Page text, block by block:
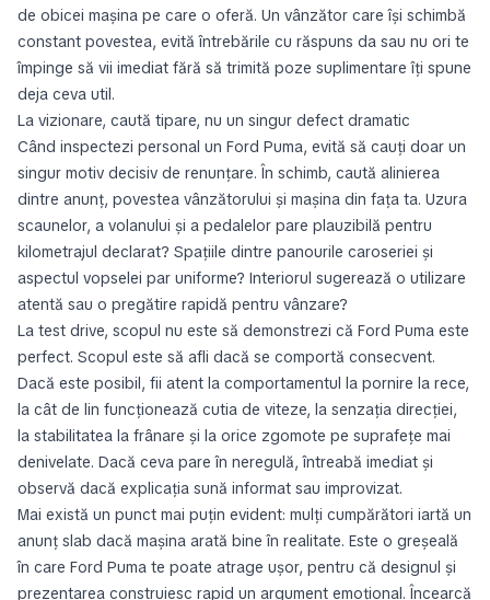
de obicei mașina pe care o oferă. Un vânzător care își schimbă
constant povestea, evită întrebările cu răspuns da sau nu ori te
împinge să vii imediat fără să trimită poze suplimentare îți spune
deja ceva util.
La vizionare, caută tipare, nu un singur defect dramatic
Când inspectezi personal un Ford Puma, evită să cauți doar un
singur motiv decisiv de renunțare. În schimb, caută alinierea
dintre anunț, povestea vânzătorului și mașina din fața ta. Uzura
scaunelor, a volanului și a pedalelor pare plauzibilă pentru
kilometrajul declarat? Spațiile dintre panourile caroseriei și
aspectul vopselei par uniforme? Interiorul sugerează o utilizare
atentă sau o pregătire rapidă pentru vânzare?
La test drive, scopul nu este să demonstrezi că Ford Puma este
perfect. Scopul este să afli dacă se comportă consecvent.
Dacă este posibil, fii atent la comportamentul la pornire la rece,
la cât de lin funcționează cutia de viteze, la senzația direcției,
la stabilitatea la frânare și la orice zgomote pe suprafețe mai
denivelate. Dacă ceva pare în neregulă, întreabă imediat și
observă dacă explicația sună informat sau improvizat.
Mai există un punct mai puțin evident: mulți cumpărători iartă un
anunț slab dacă mașina arată bine în realitate. Este o greșeală
în care Ford Puma te poate atrage ușor, pentru că designul și
prezentarea construiesc rapid un argument emoțional. Încearcă